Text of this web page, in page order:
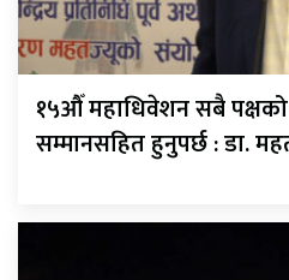
१५औँ महाधिवेशन सबै पक्षको
सम्मानसहित हुनुपर्छ : डा.